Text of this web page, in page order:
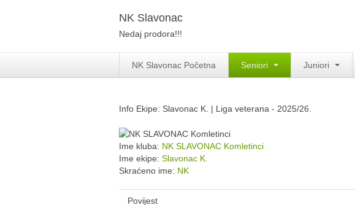
NK Slavonac
Nedaj prodora!!!
NK Slavonac Početna Seniori Juniori
Info Ekipe: Slavonac K. | Liga veterana - 2025/26.
Ime kluba: NK SLAVONAC Komletinci
Ime ekipe: Slavonac K.
Skraćeno ime: NK
Povijest